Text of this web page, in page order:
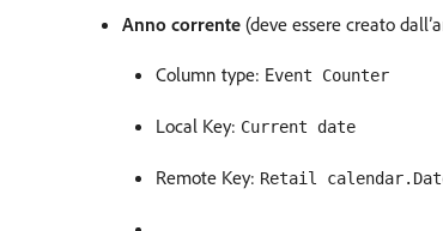
Anno corrente (deve essere creato
Column type: Event Counter
Local Key: Current date
Remote Key: Retail